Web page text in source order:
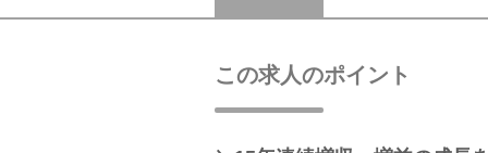
この求人のポイント